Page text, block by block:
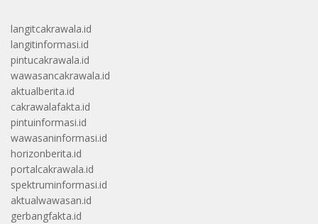
langitcakrawala.id
langitinformasi.id
pintucakrawala.id
wawasancakrawala.id
aktualberita.id
cakrawalafakta.id
pintuinformasi.id
wawasaninformasi.id
horizonberita.id
portalcakrawala.id
spektruminformasi.id
aktualwawasan.id
gerbangfakta.id